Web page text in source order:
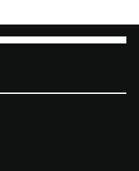
Umsetzung –